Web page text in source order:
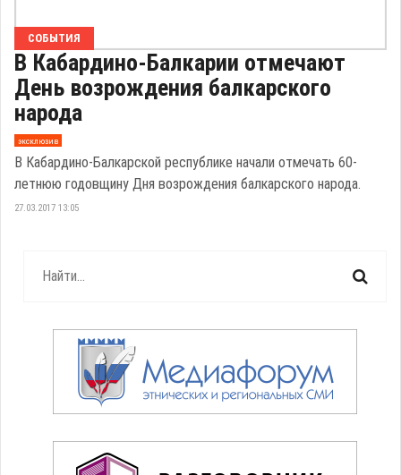
СОБЫТИЯ
В Кабардино-Балкарии отмечают
День возрождения балкарского
народа
эксклюзив
В Кабардино-Балкарской республике начали отмечать 60-
летнюю годовщину Дня возрождения балкарского народа.
27.03.2017 13:05